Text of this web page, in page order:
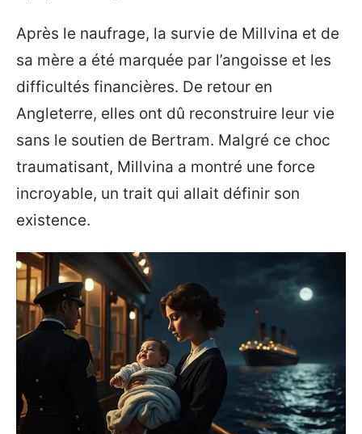
Après le naufrage, la survie de Millvina et de
sa mère a été marquée par l’angoisse et les
difficultés financières. De retour en
Angleterre, elles ont dû reconstruire leur vie
sans le soutien de Bertram. Malgré ce choc
traumatisant, Millvina a montré une force
incroyable, un trait qui allait définir son
existence.